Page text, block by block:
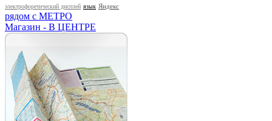
электрофоретический дисплей язык Яндекс
рядом с МЕТРО
Магазин - В ЦЕНТРЕ